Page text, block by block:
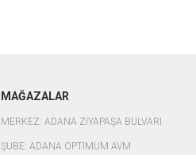
MAĞAZALAR
MERKEZ: ADANA ZİYAPAŞA BULVARI
ŞUBE: ADANA OPTİMUM AVM